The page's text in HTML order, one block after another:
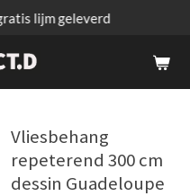
lijm geleverd
Vliesbehang
repeterend 300 cm
dessin Guadeloupe